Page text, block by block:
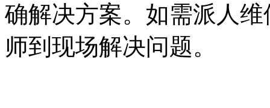
确解决方案。如需派人
师到现场解决问题。